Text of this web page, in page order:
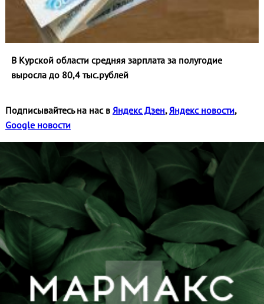
В Курской области средняя зарплата за полугодие
выросла до 80,4 тыс.рублей
Подписывайтесь на нас в Яндекс Дзен, Яндекс новости,
Google новости